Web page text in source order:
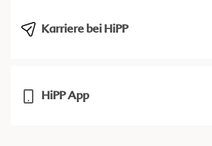
Karriere bei HiPP
HiPP App